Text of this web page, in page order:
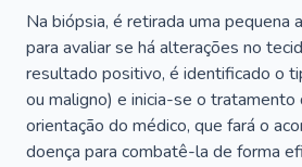
Na biópsia, é retirada uma pequena
para avaliar se há alterações no
resultado positivo, é identificado o
ou maligno) e inicia-se o tratamento
orientação do médico, que fará o
doença para combatê-la de forma